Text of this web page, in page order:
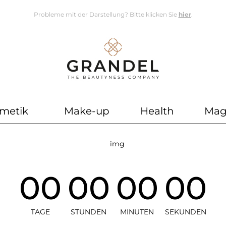
Probleme mit der Darstellung? Bitte klicken Sie hier.
Make-up Health